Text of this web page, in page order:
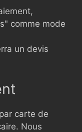
comme mode
un devis
carte de
Nous